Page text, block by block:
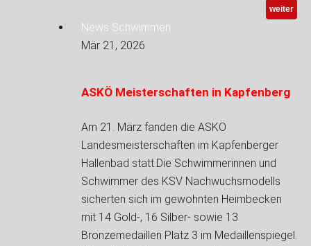
weiter
News Schwimmen
Mär 21, 2026
ASKÖ Meisterschaften in Kapfenberg
Am 21. März fanden die ASKÖ
Landesmeisterschaften im Kapfenberger
Hallenbad statt.Die Schwimmerinnen und
Schwimmer des KSV Nachwuchsmodells
sicherten sich im gewohnten Heimbecken
mit 14 Gold-, 16 Silber- sowie 13
Bronzemedaillen Platz 3 im Medaillenspiegel.